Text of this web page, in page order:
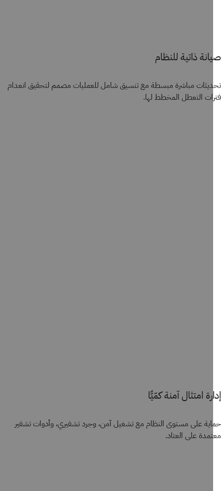
ذاتية للنظام
مباشرة مبسطة مع تنسيق شامل للعمليات مصمم لتحقيق انعدام
التعطل المخطط لها.
امتثال آمنة كمّيًّا
على مستوى النظام مع تشغيل آمن، وجرد تشفيري، وأدوات تشفير
على العتاد.